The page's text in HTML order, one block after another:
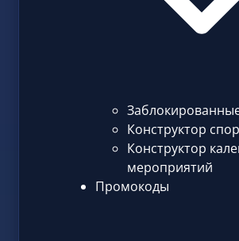
Конструктор
Конструктор
мероприятий
Промокоды